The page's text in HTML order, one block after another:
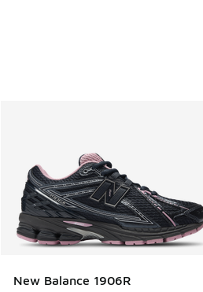
New Balance 1906R